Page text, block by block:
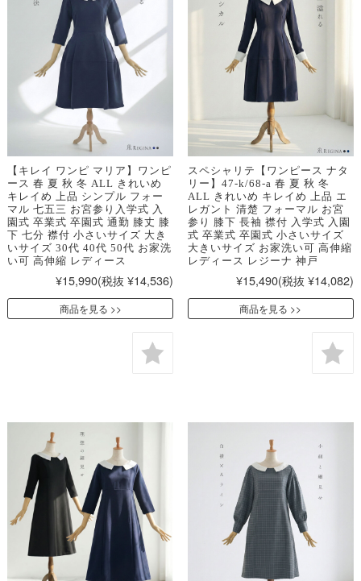
【キレイ ワンピ マリア】ワンピ
ース 春 夏 秋 冬 ALL きれいめ
キレイめ 上品 シンプル フォー
マル 七五三 お宮参り入学式 入
園式 卒業式 卒園式 通勤 膝丈 膝
下 七分 襟付 小さいサイズ 大き
いサイズ 30代 40代 50代 お家洗
い可 高伸縮 レディース
¥15,990(税抜 ¥14,536)
商品を見る
スペシャリテ【ワンピース ナタ
リー】47-k/68-a 春 夏 秋 冬
ALL きれいめ キレイめ 上品 エ
レガント 清楚 フォーマル お宮
参り 膝下 長袖 襟付 入学式 入園
式 卒業式 卒園式 小さいサイズ
大きいサイズ お家洗い可 高伸縮
レディース レジーナ 神戸
¥15,490(税抜 ¥14,082)
商品を見る